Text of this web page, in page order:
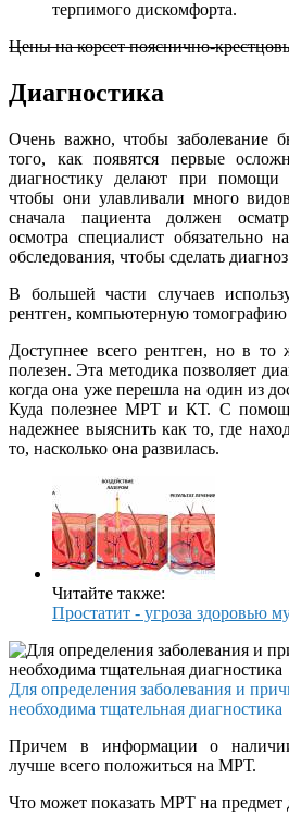
терпимого дискомфорта.
Цены на корсет пояснично-
Диагностика
Очень важно, чтобы заболевание
того, как появятся первые
диагностику делают при помощи
чтобы они улавливали много
сначала пациента должен
осмотра специалист обязательно
обследования, чтобы сделать
В большей части случаев
рентген, компьютерную
Доступнее всего рентген, но в
полезен. Эта методика позволяет
когда она уже перешла на один из
Куда полезнее МРТ и КТ. С
надежнее выяснить как то, где
то, насколько она развилась.
Читайте также:
Простатит - угроза здоровью
Для определения заболевания и
необходима тщательная диагностика
Причем в информации о
лучше всего положиться на МРТ.
Что может показать МРТ на предмет